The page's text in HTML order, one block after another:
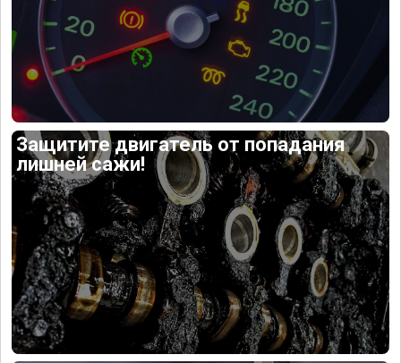
Защитите двигатель от попадания
лишней сажи!